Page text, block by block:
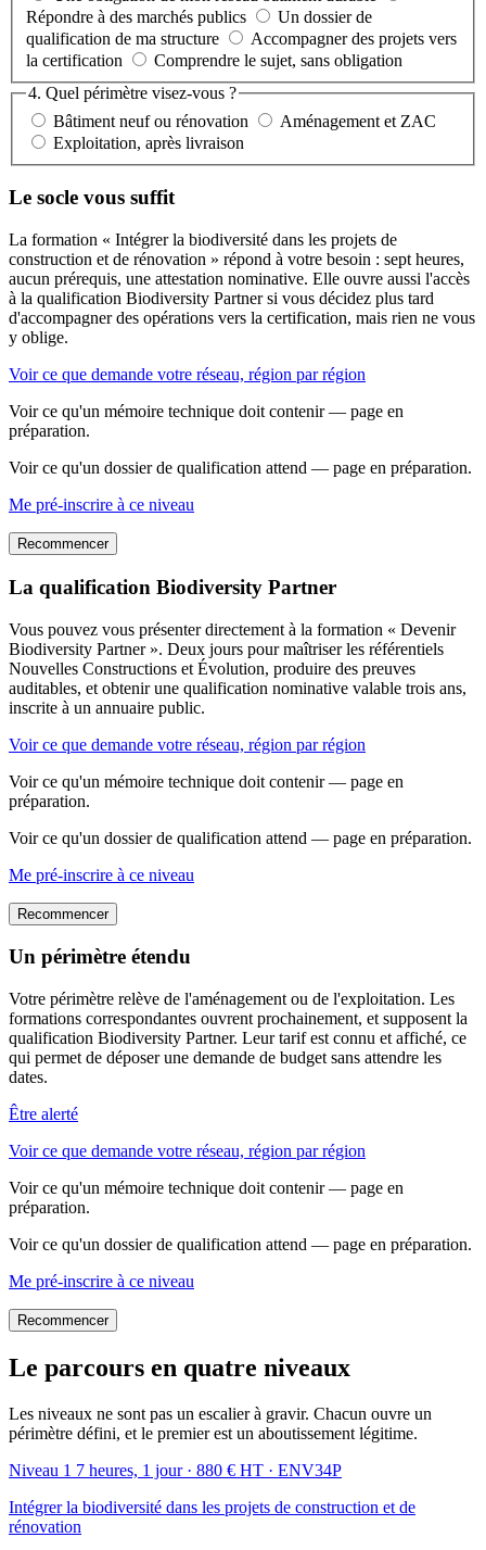
Répondre à des marchés publics
Un dossier de
qualification de ma structure
Accompagner des projets vers
la certification
Comprendre le sujet, sans obligation
4. Quel périmètre visez-vous ?
Bâtiment neuf ou rénovation
Aménagement et ZAC
Exploitation, après livraison
Le socle vous suffit
La formation « Intégrer la biodiversité dans les projets de
construction et de rénovation » répond à votre besoin : sept heures,
aucun prérequis, une attestation nominative. Elle ouvre aussi l'accès
à la qualification Biodiversity Partner si vous décidez plus tard
d'accompagner des opérations vers la certification, mais rien ne vous
y oblige.
Voir ce que demande votre réseau, région par région
Voir ce qu'un mémoire technique doit contenir — page en
préparation.
Voir ce qu'un dossier de qualification attend — page en préparation.
Me pré-inscrire à ce niveau
Recommencer
La qualification Biodiversity Partner
Vous pouvez vous présenter directement à la formation « Devenir
Biodiversity Partner ». Deux jours pour maîtriser les référentiels
Nouvelles Constructions et Évolution, produire des preuves
auditables, et obtenir une qualification nominative valable trois ans,
inscrite à un annuaire public.
Voir ce que demande votre réseau, région par région
Voir ce qu'un mémoire technique doit contenir — page en
préparation.
Voir ce qu'un dossier de qualification attend — page en préparation.
Me pré-inscrire à ce niveau
Recommencer
Un périmètre étendu
Votre périmètre relève de l'aménagement ou de l'exploitation. Les
formations correspondantes ouvrent prochainement, et supposent la
qualification Biodiversity Partner. Leur tarif est connu et affiché, ce
qui permet de déposer une demande de budget sans attendre les
dates.
Être alerté
Voir ce que demande votre réseau, région par région
Voir ce qu'un mémoire technique doit contenir — page en
préparation.
Voir ce qu'un dossier de qualification attend — page en préparation.
Me pré-inscrire à ce niveau
Recommencer
Le parcours en quatre niveaux
Les niveaux ne sont pas un escalier à gravir. Chacun ouvre un
périmètre défini, et le premier est un aboutissement légitime.
Niveau 1 7 heures, 1 jour · 880 € HT · ENV34P
Intégrer la biodiversité dans les projets de construction et de
rénovation